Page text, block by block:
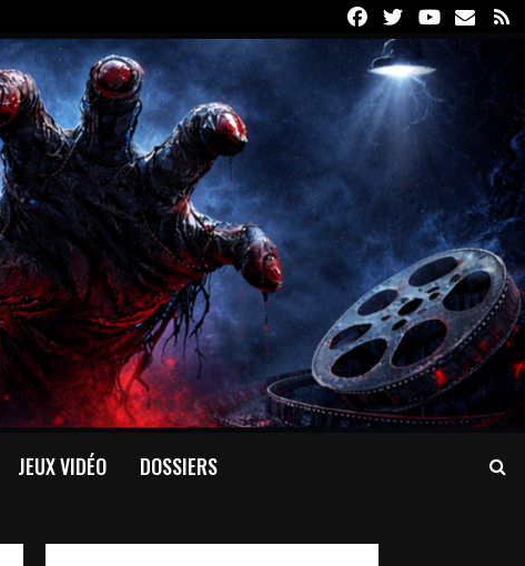
FacebookTwitterYoutube
Email
JEUX VIDÉO DOSSIERS